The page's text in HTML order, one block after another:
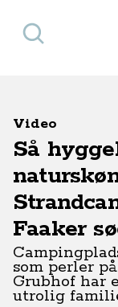
Søg
Video
Så
Faaker
som perler
Grubhof har
utrolig